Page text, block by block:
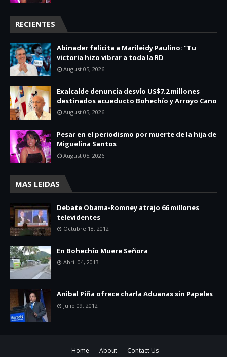
RECIENTES
Abinader felicita a Marileidy Paulino: "Tu
victoria hizo vibrar a toda la RD
August 05, 2026
Exalcalde denuncia desvío US$7.2 millones
destinados acueducto Bohechío y Arroyo Cano
August 05, 2026
Pesar en el periodismo por muerte de la hija de
Miguelina Santos
August 05, 2026
MAS LEIDAS
Debate Obama-Romney atrajo 66 millones
televidentes
Octubre 18, 2012
En Bohechío Muere Señora
Abril 04, 2013
Anibal Piña ofrece charla Aduanas sin Papeles
Julio 09, 2012
Home About Contact Us